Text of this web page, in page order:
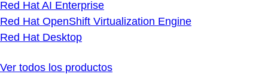
Red Hat AI Enterprise
Red Hat OpenShift Virtualization Engine
Red Hat Desktop
Ver todos los productos